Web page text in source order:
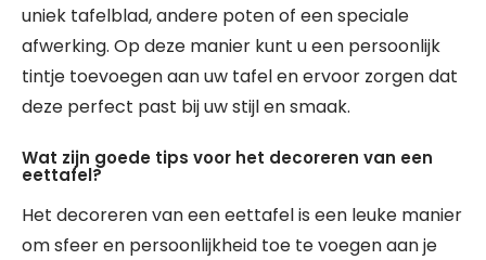
uniek tafelblad, andere poten of een speciale
afwerking. Op deze manier kunt u een persoonlijk
tintje toevoegen aan uw tafel en ervoor zorgen dat
deze perfect past bij uw stijl en smaak.
Wat zijn goede tips voor het decoreren van een
eettafel?
Het decoreren van een eettafel is een leuke manier
om sfeer en persoonlijkheid toe te voegen aan je